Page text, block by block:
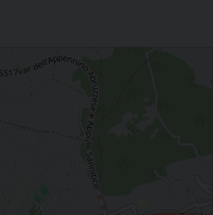
Processione del Cristo
Isernia.